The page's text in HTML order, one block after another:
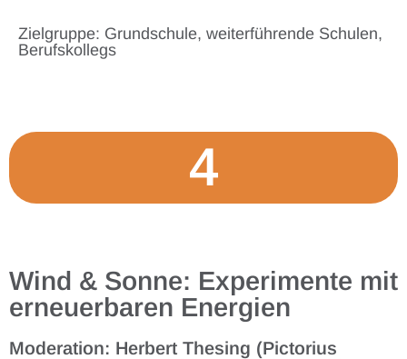
Zielgruppe: Grundschule, weiterführende Schulen,
Berufskollegs
4
Wind & Sonne: Experimente mit
erneuerbaren Energien
Moderation: Herbert Thesing (Pictorius